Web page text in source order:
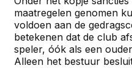
maatregelen genomen
voldoen aan de
betekenen dat de club
speler, óók als een
Alleen het bestuur